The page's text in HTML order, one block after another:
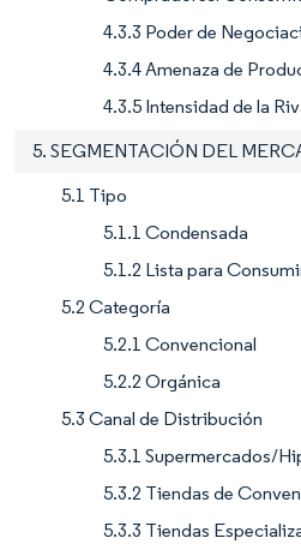
4.3.3 Poder de
4.3.4 Amenaza de
4.3.5 Intensidad de la
5. SEGMENTACIÓN DEL
5.1 Tipo
5.1.1 Condensada
5.1.2 Lista para
5.2 Categoría
5.2.1 Convencional
5.2.2 Orgánica
5.3 Canal de Distribución
5.3.1 Supermercados/
5.3.2 Tiendas de
5.3.3 Tiendas